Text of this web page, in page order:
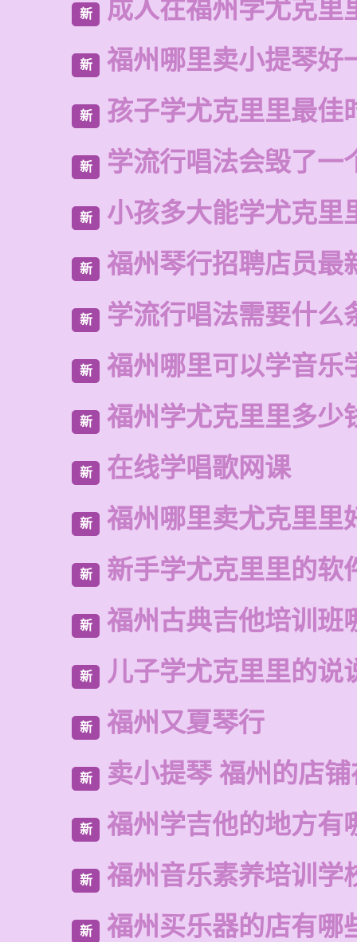
新 成人在福州学尤克里
新 福州哪里卖小提琴好
新 孩子学尤克里里最佳
新 学流行唱法会毁了一
新 小孩多大能学尤克里
新 福州琴行招聘店员最
新 学流行唱法需要什么
新 福州哪里可以学音乐
新 福州学尤克里里多少
新 在线学唱歌网课
新 福州哪里卖尤克里里
新 新手学尤克里里的软
新 福州古典吉他培训班
新 儿子学尤克里里的说
新 福州又夏琴行
新 卖小提琴 福州的店
新 福州学吉他的地方有
新 福州音乐素养培训学
新 福州买乐器的店有哪